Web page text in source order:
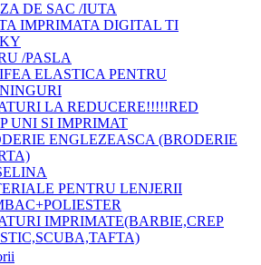
DE SAC /IUTA
IMPRIMATA DIGITAL TI
/PASLA
ELASTICA PENTRU
LA REDUCERE!!!!!RED
UNI SI IMPRIMAT
ENGLEZEASCA (BRODERIE
PENTRU LENJERII
IMPRIMATE(BARBIE,CREP